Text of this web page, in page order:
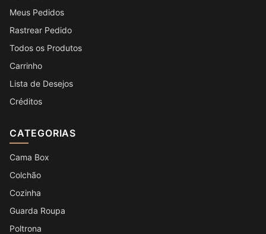
Meus Pedidos
Rastrear Pedido
Todos os Produtos
Carrinho
Lista de Desejos
Créditos
CATEGORIAS
Cama Box
Colchão
Cozinha
Guarda Roupa
Poltrona